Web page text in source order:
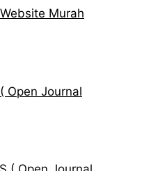
Murah
Open Journal